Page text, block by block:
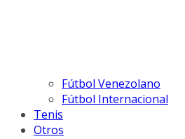
Fútbol Venezolano
Fútbol Internacional
Tenis
Otros